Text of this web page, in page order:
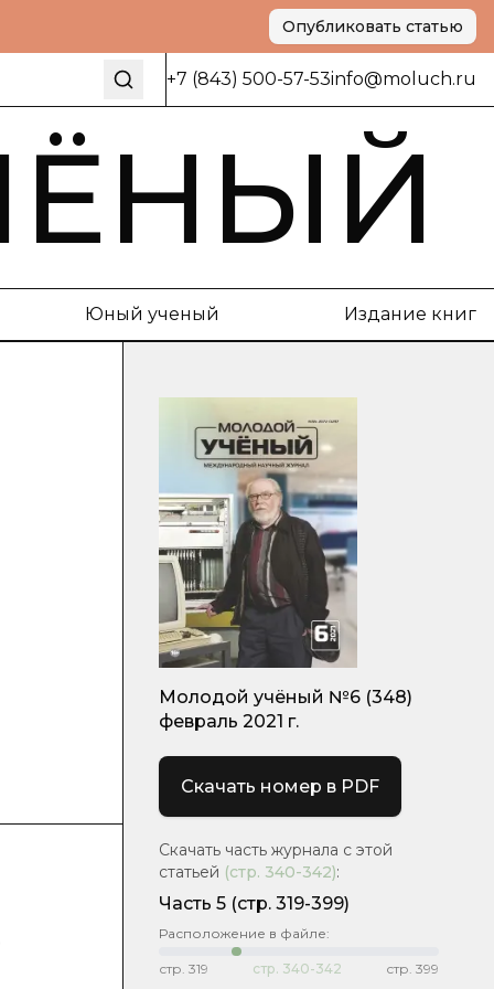
Опубликовать статью
+7 (843) 500-57-53info@moluch.ru
Юный ученый Издание книг
Молодой учёный №6 (348)
февраль 2021 г.
Скачать номер в PDF
Скачать часть журнала с этой
статьей (стр. 340-342):
Часть 5 (стр. 319-399)
Расположение в файле:
стр. 319 стр. 340-342 стр. 399